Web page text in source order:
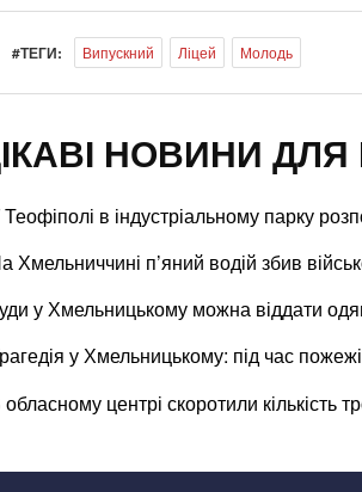
#ТЕГИ: Випускний Ліцей Молодь
НОВИНИ ДЛЯ
в індустріальному парку
Хмельниччині п’яний водій збив
у Хмельницькому можна віддати
у Хмельницькому: під час
центрі скоротили кількість